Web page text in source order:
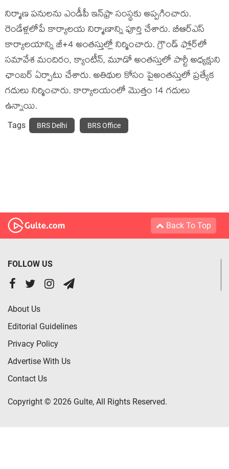
నిర్మాణ పనులను ఎండీపీ ఇన్‌ఫ్రా సంస్థకు అప్పగించారు.
రెండేళ్లలోపే కార్యాలయ నిర్మాణాన్ని పూర్తి చేశారు. బీఆర్ఎస్
కార్యాలయాన్ని జీ+4 అంతస్తుల్లో నిర్మించారు. గ్రౌండ్‌ ఫ్లోర్‌లో
సమావేశ మందిరం, క్యాంటీన్‌, మూడో అంతస్తులో పార్టీ అధ్యక్షుని
ఛాంబర్‌ ఏర్పాటు చేశారు. అతిథుల కోసం పైఅంతస్తులో ప్రత్యేక
గదులు నిర్మించారు. కార్యాలయంలో మొత్తం 14 గదులు
ఉన్నాయి.
Tags BRS Delhi BRS Office
Back To Top
FOLLOW US
About Us
Editorial Guidelines
Privacy Policy
Advertise With Us
Contact Us
Copyright © 2026 Gulte, All Rights Reserved.